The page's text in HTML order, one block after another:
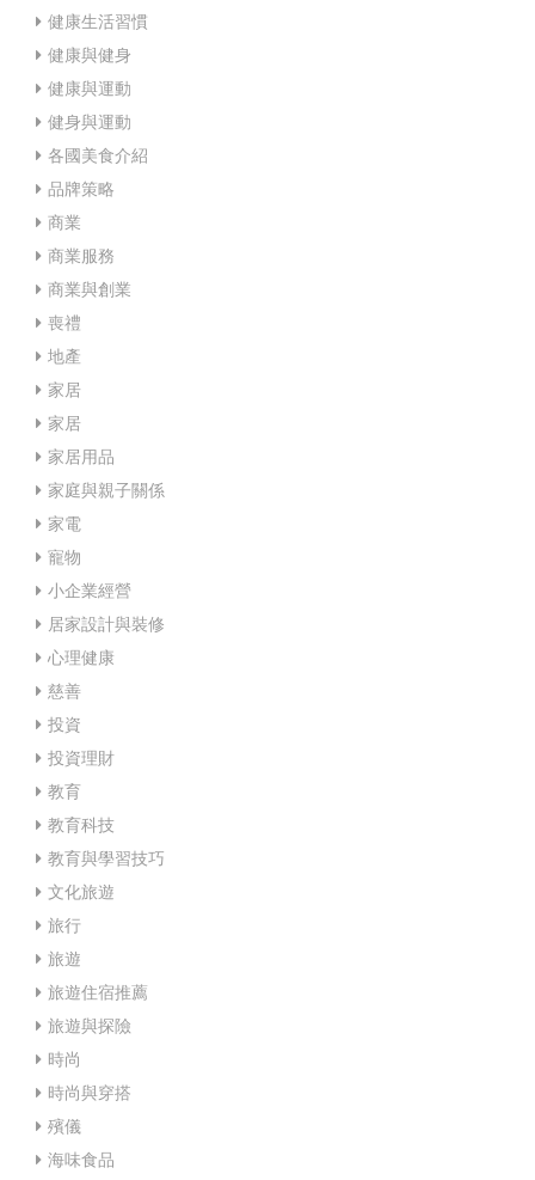
健康生活習慣
健康與健身
健康與運動
健身與運動
各國美食介紹
品牌策略
商業
商業服務
商業與創業
喪禮
地產
家居
家居
家居用品
家庭與親子關係
家電
寵物
小企業經營
居家設計與裝修
心理健康
慈善
投資
投資理財
教育
教育科技
教育與學習技巧
文化旅遊
旅行
旅遊
旅遊住宿推薦
旅遊與探險
時尚
時尚與穿搭
殯儀
海味食品